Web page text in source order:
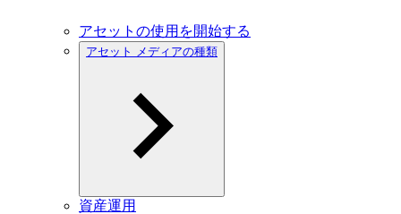
アセットの使用を開始する
アセット メディアの種類
資産運用